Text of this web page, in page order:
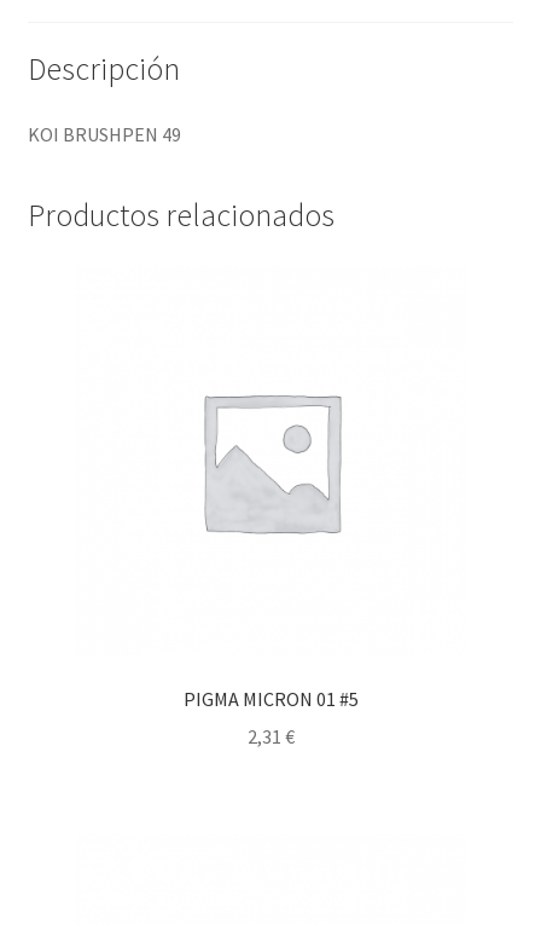
Descripción
KOI BRUSHPEN 49
Productos relacionados
PIGMA MICRON 01 #5
2,31 €